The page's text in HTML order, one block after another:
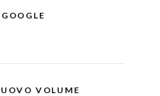
VOLUME